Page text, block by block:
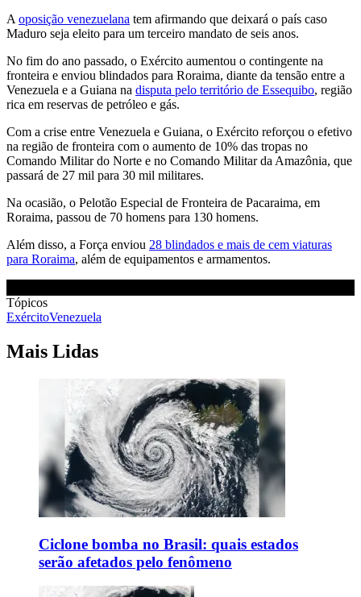
A oposição venezuelana tem afirmando que deixará o país caso
Maduro seja eleito para um terceiro mandato de seis anos.
No fim do ano passado, o Exército aumentou o contingente na
fronteira e enviou blindados para Roraima, diante da tensão entre a
Venezuela e a Guiana na disputa pelo território de Essequibo, região
rica em reservas de petróleo e gás.
Com a crise entre Venezuela e Guiana, o Exército reforçou o efetivo
na região de fronteira com o aumento de 10% das tropas no
Comando Militar do Norte e no Comando Militar da Amazônia, que
passará de 27 mil para 30 mil militares.
Na ocasião, o Pelotão Especial de Fronteira de Pacaraima, em
Roraima, passou de 70 homens para 130 homens.
Além disso, a Força enviou 28 blindados e mais de cem viaturas
para Roraima, além de equipamentos e armamentos.
Tópicos
ExércitoVenezuela
Mais Lidas
Ciclone bomba no Brasil: quais estados
serão afetados pelo fenômeno